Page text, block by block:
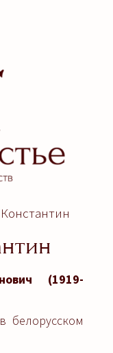
(1919-
белорусском